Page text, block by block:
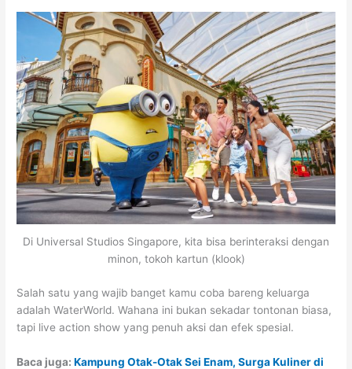
Di Universal Studios Singapore, kita bisa berinteraksi dengan
minon, tokoh kartun (klook)
Salah satu yang wajib banget kamu coba bareng keluarga
adalah WaterWorld. Wahana ini bukan sekadar tontonan biasa,
tapi live action show yang penuh aksi dan efek spesial.
Baca juga:Kampung Otak-Otak Sei Enam, Surga Kuliner di